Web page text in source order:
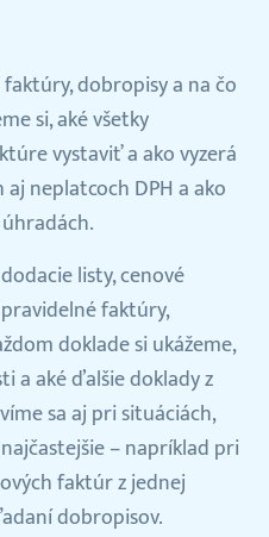
dobropisy a na čo
si, aké všetky
vystaviť a ako vyzerá
neplatcoch DPH a ako
listy, cenové
faktúry,
doklade si ukážeme,
a aké ďalšie doklady z
sa aj pri situáciách,
– napríklad pri
faktúr z jednej
dobropisov.